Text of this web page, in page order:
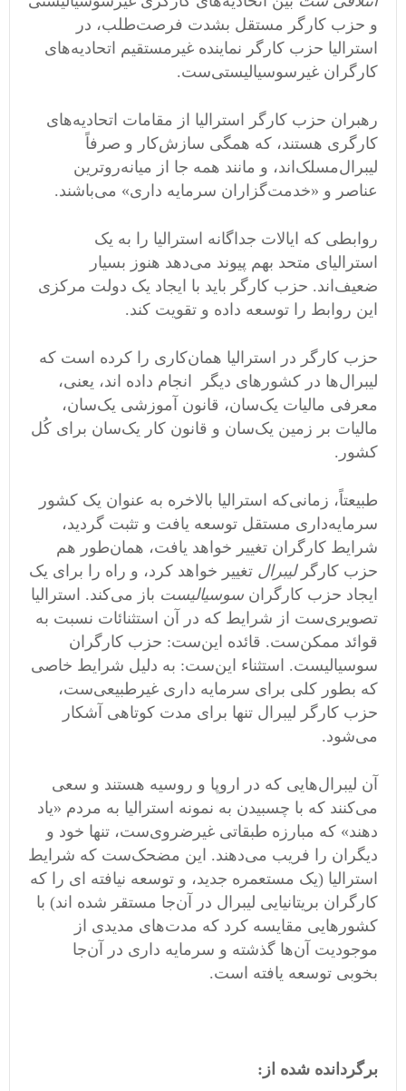
و حزب کارگر مستقل بشدت فرصت‌طلب، در
استرالیا حزب کارگر نماینده غیرمستقیم اتحادیه‌های
کارگران غیرسوسیالیستی‌ست.
رهبران حزب کارگر استرالیا از مقامات اتحادیه‌های
کارگری هستند، که همگی سازش‌کار و صرفاً
لیبرال‌مسلک‌اند، و مانند همه جا از میانه‌روترین
عناصر و «خدمت‌گزاران سرمایه داری» می‌باشند.
روابطی که ایالات جداگانه استرالیا را به یک
استرالیای متحد بهم پیوند می‌دهد هنوز بسیار
ضعیف‌اند. حزب کارگر باید با ایجاد یک دولت مرکزی
این روابط را توسعه داده و تقویت کند.
حزب کارگر در استرالیا همان‌کاری را کرده است که
لیبرال‌ها در کشورهای دیگر انجام داده اند، یعنی،
معرفی مالیات یک‌سان‌، قانون آموزشی یک‌سان،
مالیات بر زمین یک‌سان و قانون کار یک‌سان برای کُل
کشور.
طبیعتاً، زمانی‌که استرالیا بالاخره به عنوان یک کشور
سرمایه‌داری مستقل توسعه یافت و تثبت گردید،
شرایط کارگران تغییر خواهد یافت، همان‌طور هم
حزب کارگرلیبرال تغییر خواهد کرد، و راه را برای یک
ایجاد حزب کارگران سوسیالیست باز می‌کند. استرالیا
تصویری‌ست از شرایط که در آن استثنائات نسبت به
قوائد ممکن‌ست. قائده این‌ست: حزب کارگران
سوسیالیست. استثناء این‌ست: به دلیل شرایط خاصی
که بطور کلی برای سرمایه داری غیرطبیعی‌ست،
حزب کارگر لیبرال تنها برای مدت کوتاهی آشکار
می‌شود.
آن لیبرال‌هایی که در اروپا و روسیه هستند و سعی
می‌کنند که با چسبیدن به نمونه استرالیا به مردم «یاد
دهند» که مبارزه طبقاتی غیرضروی‌ست، تنها خود و
دیگران را فریب می‌دهند. این مضحک‌ست که شرایط
استرالیا (یک مستعمره جدید، و توسعه نیافته ای را که
کارگران بریتانیایی لیبرال در آن‌جا مستقر شده اند) با
کشورهایی مقایسه کرد که مدت‌های مدیدی‌ از
موجودیت آن‌ها گذشته و سرمایه داری در آن‌جا
بخوبی توسعه یافته است.
برگردانده شده از: